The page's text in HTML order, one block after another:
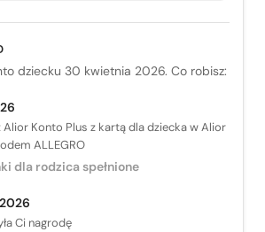
dziecku 30 kwietnia 2026. Co robisz:
Konto Plus z kartą dla dziecka w Alior
ALLEGRO
dla rodzica spełnione
Ci nagrodę